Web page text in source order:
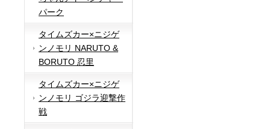
パーク
タイムズカー×ニジゲ
ンノモリ NARUTO &
BORUTO 忍里
タイムズカー×ニジゲ
ンノモリ ゴジラ迎撃作
戦